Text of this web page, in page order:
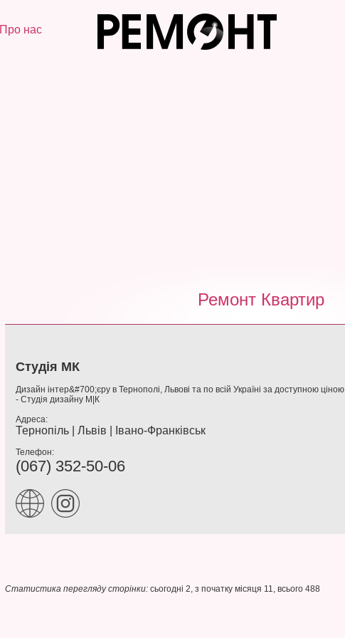
Про нас
Ремонт Квартир
Студія МК
Дизайн інтер&#700;єру в Тернополі, Львові та по всій Україні за доступною ціною
- Студія дизайну М|К
Адреса:
Тернопіль | Львів | Івано-Франківськ
Телефон:
(067) 352-50-06
Статистика перегляду сторінки: сьогодні 2, з початку місяця 11, всього 488